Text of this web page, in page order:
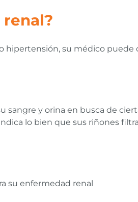
renal?
hipertensión, su médico
sangre y orina en busca de
indica lo bien que sus riñones
su enfermedad renal